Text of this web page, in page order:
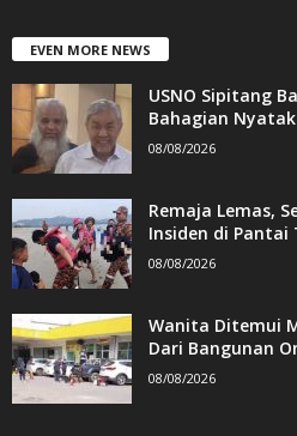
EVEN MORE NEWS
USNO Sipitang
Bahagian
08/08/2026
Remaja Lemas,
Insiden di Pantai
08/08/2026
Wanita Ditemui
Dari Bangunan
08/08/2026